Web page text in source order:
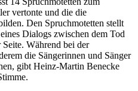
vertonte und die die
Den Spruchmotetten stellt
Dialogs zwischen dem Tod
Während bei der
die Sängerinnen und Sänger
gibt Heinz-Martin Benecke